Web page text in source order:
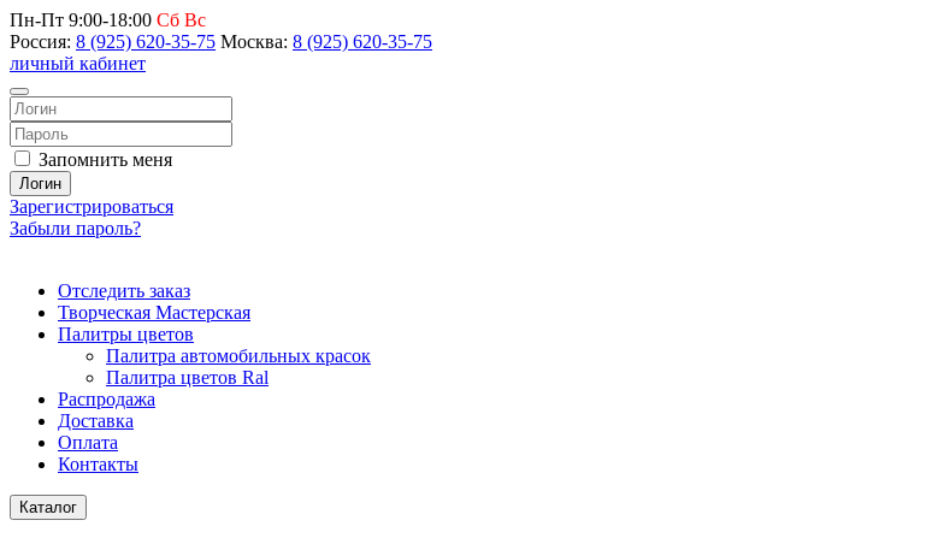
Пн-Пт 9:00-18:00 Сб Вс
Россия: 8 (925) 620-35-75 Москва: 8 (925) 620-35-75
личный кабинет
Запомнить меня
Логин
Зарегистрироваться
Забыли пароль?
Отследить заказ
Творческая Мастерская
Палитры цветов
Палитра автомобильных красок
Палитра цветов Ral
Распродажа
Доставка
Оплата
Контакты
Каталог